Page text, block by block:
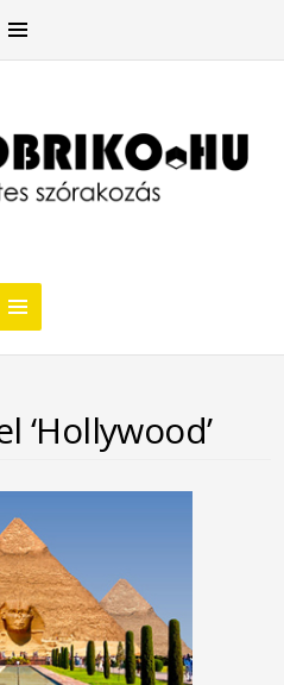
‘Hollywood’